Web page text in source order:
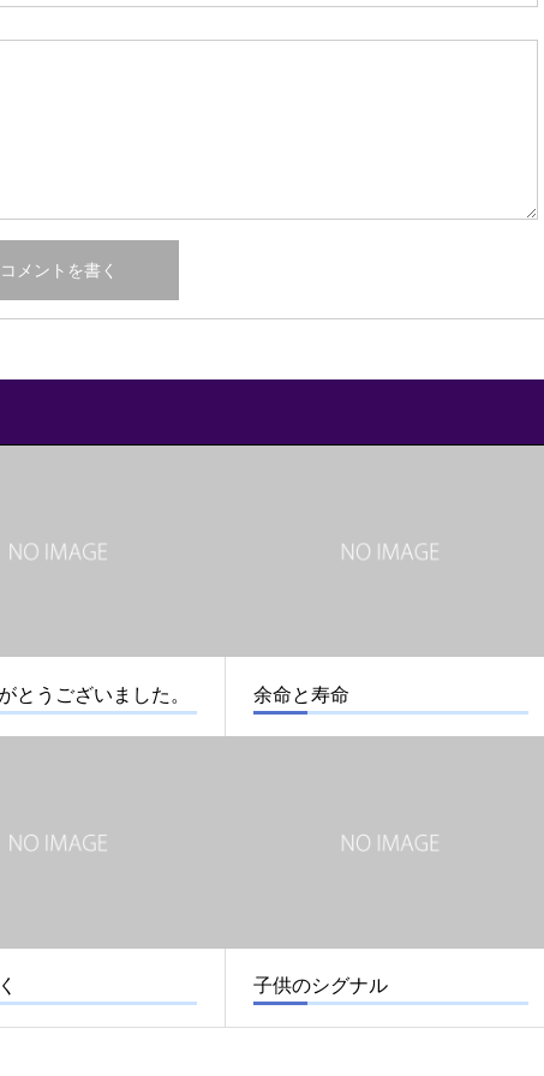
とうございました。 余命と寿命
子供のシグナル